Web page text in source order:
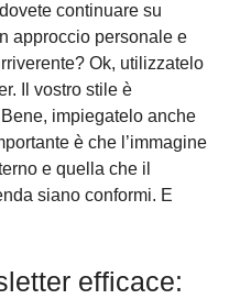
continuare su
approccio personale e
Ok, utilizzatelo
Il vostro stile è
impiegatelo anche
è che l’immagine
e quella che il
siano conformi. E
efficace: